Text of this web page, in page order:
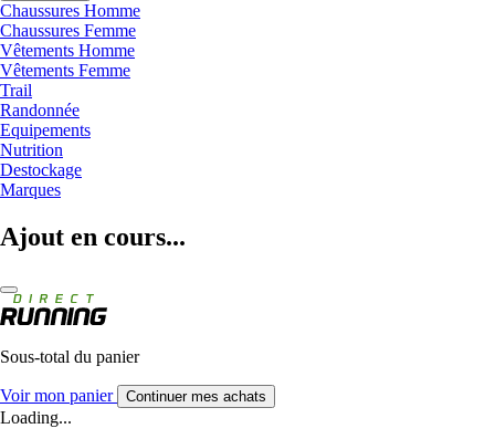
Chaussures Homme
Chaussures Femme
Vêtements Homme
Vêtements Femme
Trail
Randonnée
Equipements
Nutrition
Destockage
Marques
Ajout en cours...
Sous-total du panier
Voir mon panier Continuer mes achats
Loading...